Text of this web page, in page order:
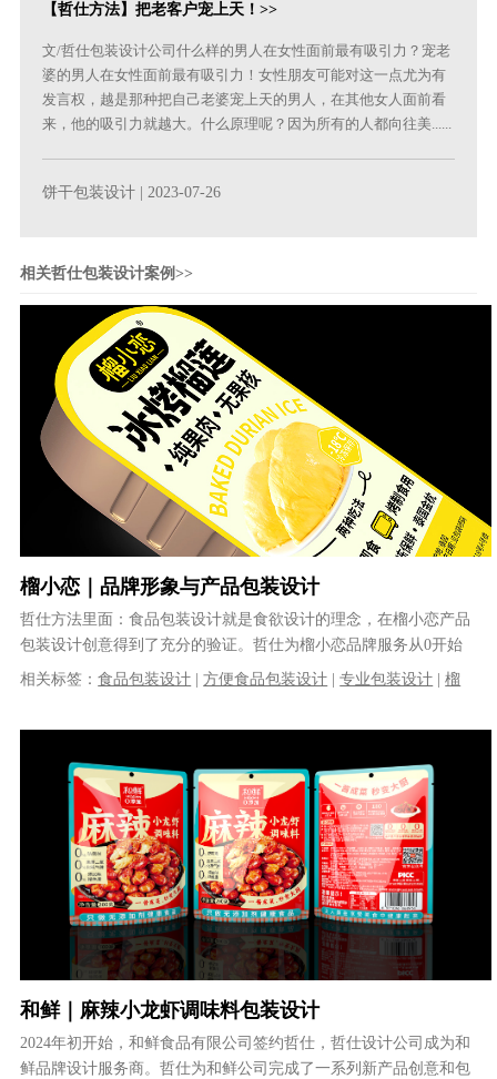
【哲仕方法】把老客户宠上天！>>
文/哲仕包装设计公司什么样的男人在女性面前最有吸引力？宠老
婆的男人在女性面前最有吸引力！女性朋友可能对这一点尤为有
发言权，越是那种把自己老婆宠上天的男人，在其他女人面前看
来，他的吸引力就越大。什么原理呢？因为所有的人都向往美......
饼干包装设计 | 2023-07-26
相关哲仕包装设计案例>>
榴小恋｜品牌形象与产品包装设计
哲仕方法里面：食品包装设计就是食欲设计的理念，在榴小恋产品
包装设计创意得到了充分的验证。哲仕为榴小恋品牌服务从0开始
介入了品牌LOGO及产品系列的包装......
相关标签：食品包装设计 |方便食品包装设计 |专业包装设计 |榴
和鲜｜麻辣小龙虾调味料包装设计
2024年初开始，和鲜食品有限公司签约哲仕，哲仕设计公司成为和
鲜品牌设计服务商。哲仕为和鲜公司完成了一系列新产品创意和包